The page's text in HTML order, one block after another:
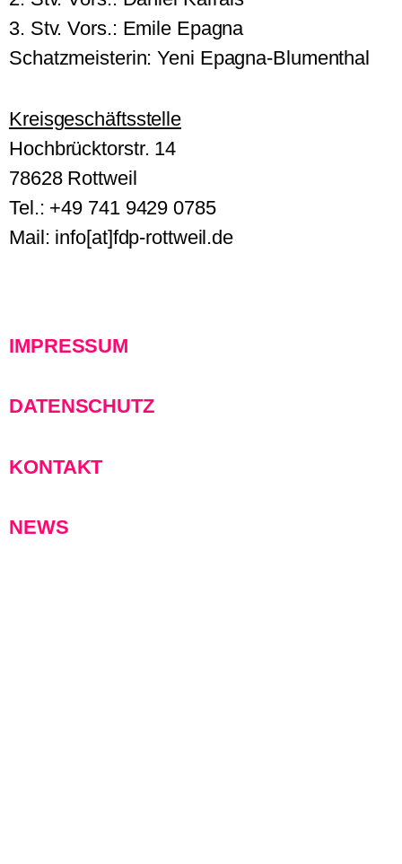
3. Stv. Vors.: Emile Epagna
Schatzmeisterin: Yeni Epagna-Blumenthal
Kreisgeschäftsstelle
Hochbrücktorstr. 14
78628 Rottweil
Tel.: +49 741 9429 0785
Mail: info[at]fdp-rottweil.de
IMPRESSUM
DATENSCHUTZ
KONTAKT
NEWS